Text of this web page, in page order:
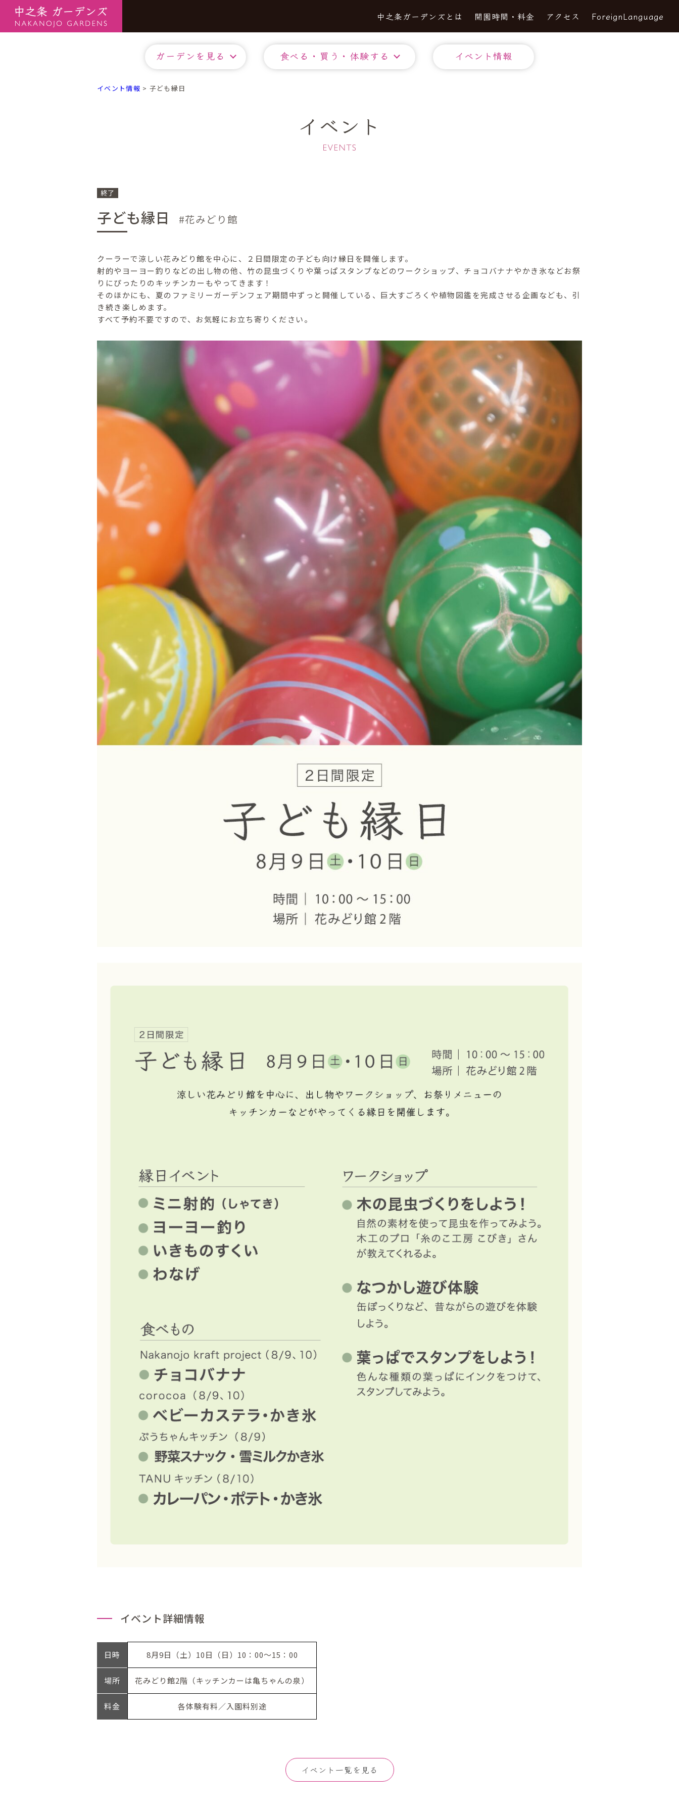
中之条ガーデンズとは 開園時間・料金 アクセス ForeignLanguage
ガーデンを見る 食べる・買う・体験する イベント情報
イベント情報 > 子ども縁日
イベント
終了
子ども縁日 花みどり館
クーラーで涼しい花みどり館を中心に、２日間限定の子ども向け縁日を開催します。
射的やヨーヨー釣りなどの出し物の他、竹の昆虫づくりや葉っぱスタンプなどのワークショップ、チョコバナナやかき氷などお祭
りにぴったりのキッチンカーもやってきます！
そのほかにも、夏のファミリーガーデンフェア期間中ずっと開催している、巨大すごろくや植物図鑑を完成させる企画なども、引
き続き楽しめます。
すべて予約不要ですので、お気軽にお立ち寄りください。
イベント詳細情報
日時 8月9日（土）10日（日）10：00～15：00
場所 花みどり館2階（キッチンカーは亀ちゃんの泉）
料金 各体験有料／入園料別途
イベント一覧を見る